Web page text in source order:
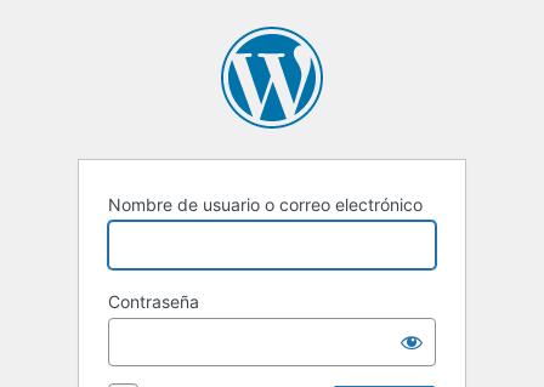
Nombre de usuario o correo electrónico
Contraseña